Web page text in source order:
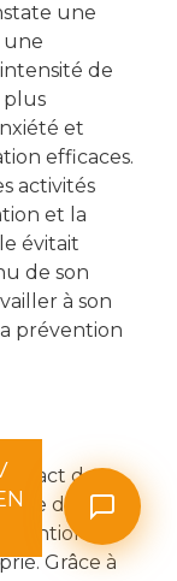
une
une
de
plus
et
efficaces.
activités
et la
évitait
de son
à son
prévention
du
d'un
Grâce à